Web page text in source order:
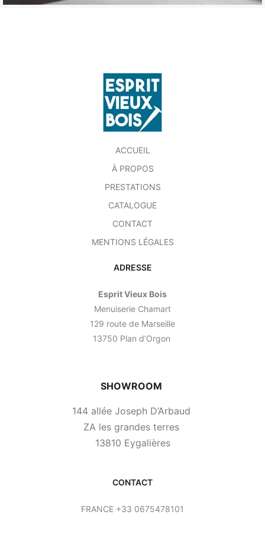
ACCUEIL
À PROPOS
PRESTATIONS
CATALOGUE
CONTACT
MENTIONS LÉGALES
ADRESSE
Esprit Vieux Bois
Menuiserie Chamart
129 route de Marseille
13750 Plan d’Orgon
SHOWROOM
144 allée Joseph D’Arbaud
ZA les grandes terres
13810 Eygalières
CONTACT
FRANCE +33 0675478101